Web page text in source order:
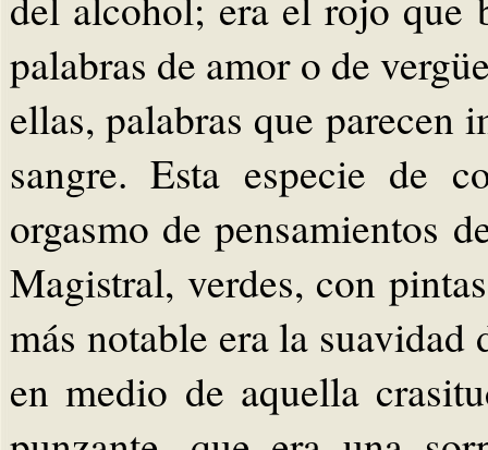
palabras de amor o de
ellas, palabras que parecen
sangre. Esta especie de
orgasmo de pensamientos
Magistral, verdes, con
más notable era la suavidad
en medio de aquella